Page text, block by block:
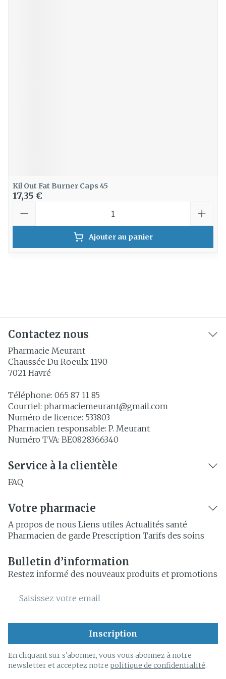
Kil Out Fat Burner Caps 45
17,35 €
Ajouter au panier
Contactez nous
Pharmacie Meurant
Chaussée Du Roeulx 1190
7021 Havré
Téléphone: 065 87 11 85
Courriel: pharmaciemeurant@gmail.com
Numéro de licence: 533803
Pharmacien responsable: P. Meurant
Numéro TVA: BE0828366340
Service à la clientèle
FAQ
Votre pharmacie
A propos de nous Liens utiles Actualités santé
Pharmacien de garde Prescription Tarifs des soins
Bulletin d’information
Restez informé des nouveaux produits et promotions
Adresse mail
Inscription
En cliquant sur s'abonner, vous vous abonnez à notre
newsletter et acceptez notre politique de confidentialité.